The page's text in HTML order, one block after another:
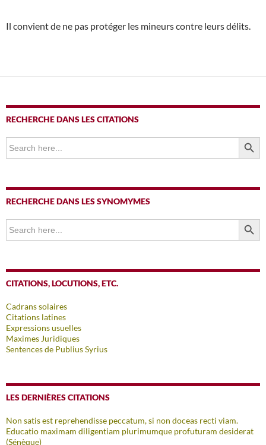
Il convient de ne pas protéger les mineurs contre leurs délits.
RECHERCHE DANS LES CITATIONS
Search
for:
SEARCH
RECHERCHE DANS LES SYNOMYMES
Search
for:
SEARCH
CITATIONS, LOCUTIONS, ETC.
Cadrans solaires
Citations latines
Expressions usuelles
Maximes Juridiques
Sentences de Publius Syrius
LES DERNIÈRES CITATIONS
Non satis est reprehendisse peccatum, si non doceas recti viam.
Educatio maximam diligentiam plurimumque profuturam desiderat
(Sénèque)